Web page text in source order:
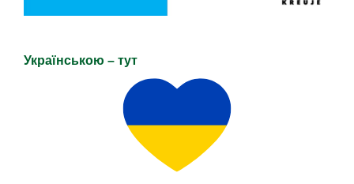
Українською – тут